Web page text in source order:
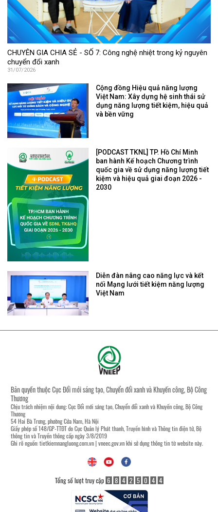
CHUYÊN GIA CHIA SẺ - SỐ 7: Công nghệ nhiệt trong kỷ nguyên
chuyển đổi xanh
31/07/2026
Cộng đồng Hiệu quả năng lượng
Việt Nam: Xây dựng hệ sinh thái sử
dụng năng lượng tiết kiệm, hiệu quả
và bền vững
[PODCAST TKNL] TP. Hồ Chí Minh
ban hành Kế hoạch Chương trình
quốc gia về sử dụng năng lượng tiết
kiệm và hiệu quả giai đoạn 2026 -
2030
Diễn đàn nâng cao năng lực và kết
nối Mạng lưới tiết kiệm năng lượng
Việt Nam
Bản quyền thuộc Cục Đổi mới sáng tạo, Chuyển đổi xanh và Khuyến công, Bộ Công
Thương
Chịu trách nhiệm nội dung: Cục Đổi mới sáng tạo, Chuyển đổi xanh và Khuyến công, Bộ Công
Thương
54 Hai Bà Trưng, phường Cửa Nam, Hà Nội
Giấy phép số 148/GP-TTĐT do Cục Quản lý Phát thanh, Truyền hình và Thông tin điện tử, Bộ
thông tin và Truyền thông cấp ngày 3/8/2019
Ghi rõ nguồn:tietkiemnangluong.com.vn| vneec.gov.vnkhi sử dụng thông tin từ website này.
Tổng số lượt truy cập 6 8 4 2 5 0 4 4